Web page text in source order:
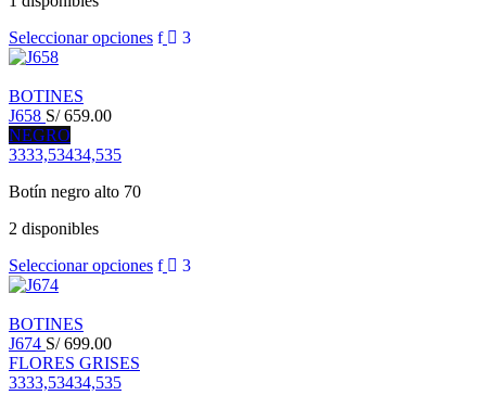
Seleccionar opciones
BOTINES
J658 S/659.00
NEGRO
3333,53434,535
Botín negro alto 70
2 disponibles
Seleccionar opciones
BOTINES
J674 S/699.00
FLORES GRISES
3333,53434,535